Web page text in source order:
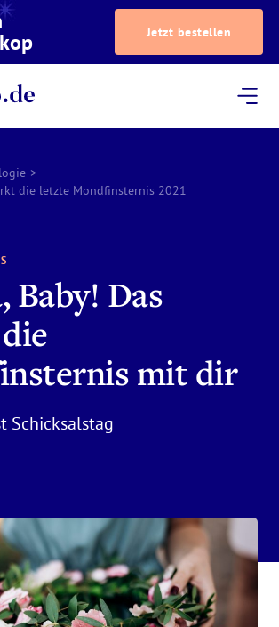
Jetzt bestellen
>
die letzte Mondfinsternis 2021
Baby! Das
mit dir
Schicksalstag